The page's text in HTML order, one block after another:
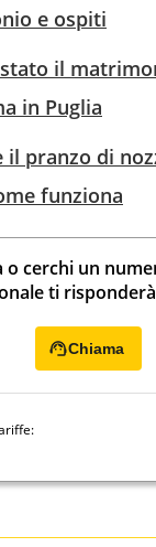
e ospiti
il
in Puglia
il pranzo di
funziona
o cerchi un
ti
Chiama